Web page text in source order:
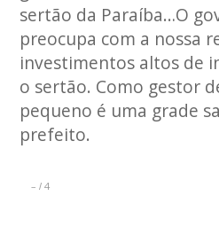
sertão da Paraíba…O
preocupa com a nossa
investimentos altos de
o sertão. Como gestor
pequeno é uma grade
prefeito.
– /4